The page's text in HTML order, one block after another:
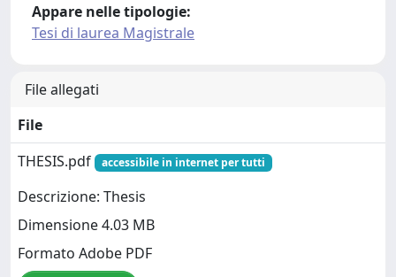
Appare nelle tipologie:
Tesi di laurea Magistrale
File allegati
File
THESIS.pdf
accessibile in internet per tutti
Descrizione: Thesis
Dimensione 4.03 MB
Formato Adobe PDF